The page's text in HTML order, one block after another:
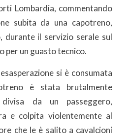
Lombardia, commentando
subita da una capotreno,
durante il servizio serale sul
per un guasto tecnico.
si è consumata
è stata brutalmente
da un passeggero,
e colpita violentemente al
che le è salito a cavalcioni